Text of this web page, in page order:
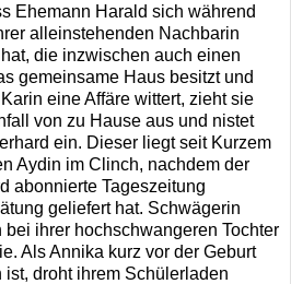
Ehemann Harald sich während
alleinstehenden Nachbarin
die inzwischen auch einen
gemeinsame Haus besitzt und
eine Affäre wittert, zieht sie
von zu Hause aus und nistet
ein. Dieser liegt seit Kurzem
Aydin im Clinch, nachdem der
abonnierte Tageszeitung
geliefert hat. Schwägerin
ihrer hochschwangeren Tochter
Als Annika kurz vor der Geburt
droht ihrem Schülerladen